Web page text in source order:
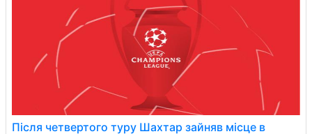
Після четвертого туру Шахтар зайняв місце в